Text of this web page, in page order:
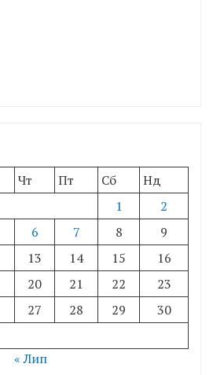
Чт Пт Сб
Нд
1
2
6 7 8
9
13 14 15
16
20 21 22
23
27 28 29
30
« Лип